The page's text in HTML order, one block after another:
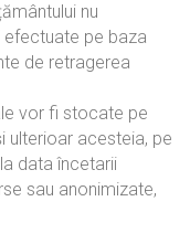
nu
pe baza
de retragerea
vor fi stocate pe
acesteia, pe
data încetarii
sau anonimizate,